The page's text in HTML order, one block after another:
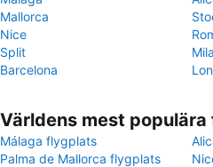
Mallorca
Nice
Split
Barcelona
Världens mest
Málaga flygplats
Palma de Mallorca flygplats